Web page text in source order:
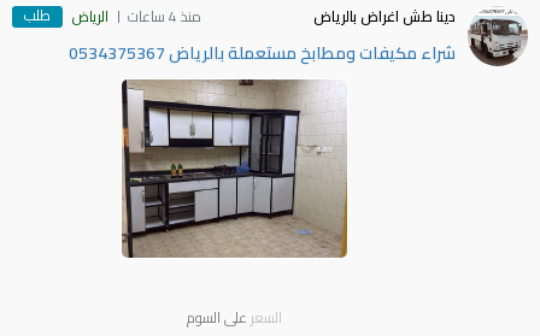
دينا طش اغراض بالرياض منذ 4 ساعات الرياض طلب
شراء مكيفات ومطابخ مستعملة بالرياض 0534375367
السعر على السوم